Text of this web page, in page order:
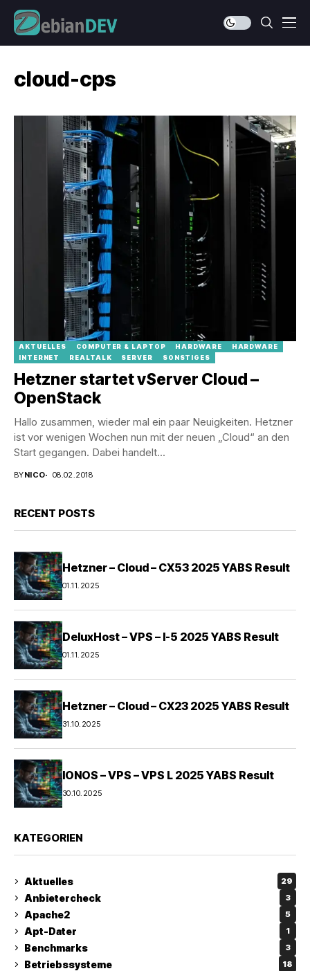
cloud-cps
AKTUELLES COMPUTER & LAPTOP HARDWARE
HARDWARE
INTERNET
REALTALK SERVER SONSTIGES
Hetzner startet vServer Cloud –
OpenStack
Hallo zusammen, wieder mal ein paar Neuigkeiten. Hetzner
ist vor wenigen Wochen nun mit der neuen „Cloud“ an den
Start gegangen. Dabei handelt...
BYNICO 08.02.2018
RECENT POSTS
Hetzner – Cloud – CX53 2025 YABS Result
01.11.2025
DeluxHost – VPS – I-5 2025 YABS Result
01.11.2025
Hetzner – Cloud – CX23 2025 YABS Result
31.10.2025
IONOS – VPS – VPS L 2025 YABS Result
30.10.2025
KATEGORIEN
Aktuelles 29
Anbietercheck 3
Apache2 5
Apt-Dater 1
Benchmarks 3
Betriebssysteme 18